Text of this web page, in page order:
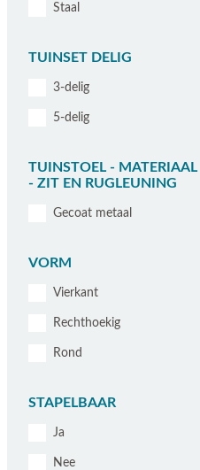
Staal
TUINSET DELIG
3-delig
5-delig
TUINSTOEL - MATERIAAL
- ZIT EN RUGLEUNING
Gecoat metaal
VORM
Vierkant
Rechthoekig
Rond
STAPELBAAR
Ja
Nee